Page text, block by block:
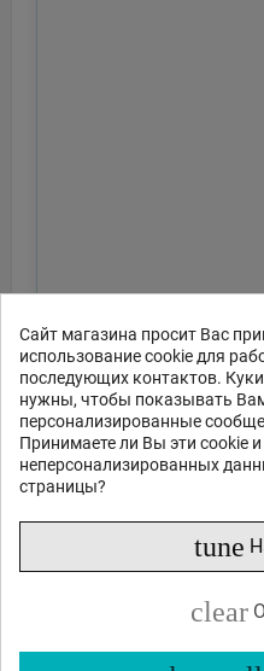
Сайт магазина просит Вас
использование cookie для
последующих контактов.
нужны, чтобы показывать
персонализированные
Принимаете ли Вы эти cookie
неперсонализированных
страницы?
tune
clear